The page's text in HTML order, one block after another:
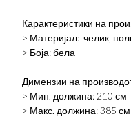
Карактеристики на
> Материјал: челик,
> Боја: бела
Димензии на
> Мин. должина: 210 см
> Макс. должина: 385 см